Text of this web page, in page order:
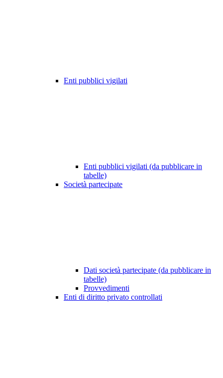
Enti pubblici vigilati
Enti pubblici vigilati (da pubblicare in
tabelle)
Società partecipate
Dati società partecipate (da pubblicare in
tabelle)
Provvedimenti
Enti di diritto privato controllati